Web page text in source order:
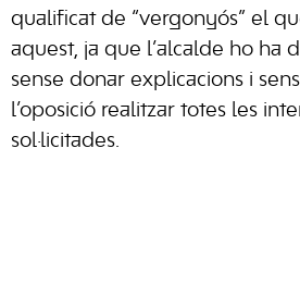
qualificat de “vergonyós” el
aquest, ja que l’alcalde ho ha
sense donar explicacions i
l’oposició realitzar totes les
sol·licitades.